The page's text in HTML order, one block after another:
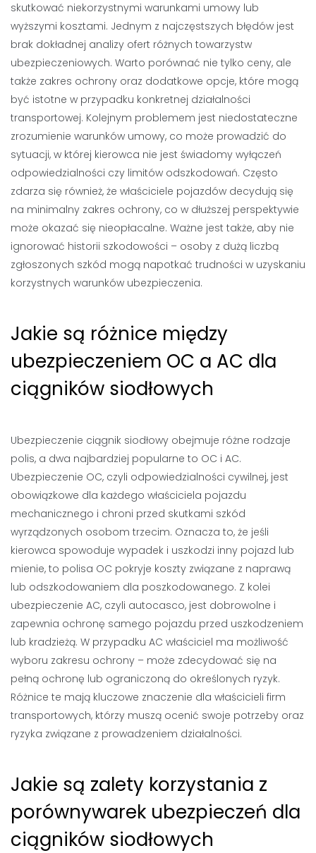
skutkować niekorzystnymi warunkami umowy lub
wyższymi kosztami. Jednym z najczęstszych błędów jest
brak dokładnej analizy ofert różnych towarzystw
ubezpieczeniowych. Warto porównać nie tylko ceny, ale
także zakres ochrony oraz dodatkowe opcje, które mogą
być istotne w przypadku konkretnej działalności
transportowej. Kolejnym problemem jest niedostateczne
zrozumienie warunków umowy, co może prowadzić do
sytuacji, w której kierowca nie jest świadomy wyłączeń
odpowiedzialności czy limitów odszkodowań. Często
zdarza się również, że właściciele pojazdów decydują się
na minimalny zakres ochrony, co w dłuższej perspektywie
może okazać się nieopłacalne. Ważne jest także, aby nie
ignorować historii szkodowości – osoby z dużą liczbą
zgłoszonych szkód mogą napotkać trudności w uzyskaniu
korzystnych warunków ubezpieczenia.
Jakie są różnice między
ubezpieczeniem OC a AC dla
ciągników siodłowych
Ubezpieczenie ciągnik siodłowy obejmuje różne rodzaje
polis, a dwa najbardziej popularne to OC i AC.
Ubezpieczenie OC, czyli odpowiedzialności cywilnej, jest
obowiązkowe dla każdego właściciela pojazdu
mechanicznego i chroni przed skutkami szkód
wyrządzonych osobom trzecim. Oznacza to, że jeśli
kierowca spowoduje wypadek i uszkodzi inny pojazd lub
mienie, to polisa OC pokryje koszty związane z naprawą
lub odszkodowaniem dla poszkodowanego. Z kolei
ubezpieczenie AC, czyli autocasco, jest dobrowolne i
zapewnia ochronę samego pojazdu przed uszkodzeniem
lub kradzieżą. W przypadku AC właściciel ma możliwość
wyboru zakresu ochrony – może zdecydować się na
pełną ochronę lub ograniczoną do określonych ryzyk.
Różnice te mają kluczowe znaczenie dla właścicieli firm
transportowych, którzy muszą ocenić swoje potrzeby oraz
ryzyka związane z prowadzeniem działalności.
Jakie są zalety korzystania z
porównywarek ubezpieczeń dla
ciągników siodłowych